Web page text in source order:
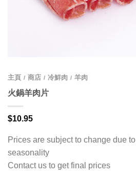
主頁 / 商店 / 冷鮮肉 / 羊肉
火鍋羊肉片
$10.95
Prices are subject to change due
seasonality
Contact us to get final prices